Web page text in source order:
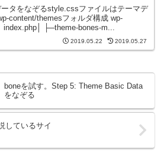
タをなぞるstyle.cssファイルはテーマデ
content/themesフォルダ構成 wp-
├─theme-bones-m...
2019.05.22 2019.05.27
boneを試す。Step 5: Theme Basic Data
をなぞる
しているサイ